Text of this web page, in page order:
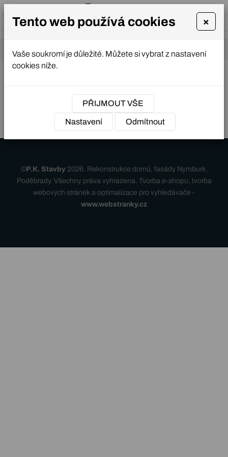
+420
000
info@nazev-
Úvodní stránka Služby » Název služby
Název služby
©P.K. Stavby 2026. Rekonstrukce domů, fasády Nymburk,
Poděbrady. Všechny práva vyhrazena. Tvorba e-shopu, tvorba
webových stránek a optimalizace pro vyhledávače -
www.webstranky.cz
Tento web používá cookies ×
Vaše soukromí je důležité. Můžete si vybrat z nastavení
cookies níže.
PŘIJMOUT VŠE
Nastavení Odmítnout